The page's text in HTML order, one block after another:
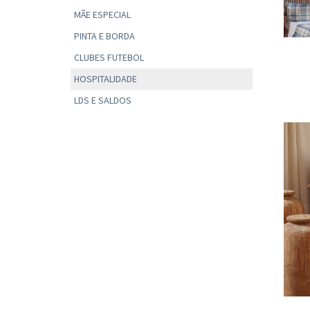
MÃE ESPECIAL
PINTA E BORDA
CLUBES FUTEBOL
HOSPITALIDADE
LDS E SALDOS